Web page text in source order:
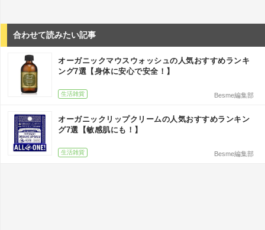
合わせて読みたい記事
オーガニックマウスウォッシュの人気おすすめランキ
ング7選【身体に安心で安全！】
生活雑貨 Besme編集部
オーガニックリップクリームの人気おすすめランキン
グ7選【敏感肌にも！】
生活雑貨 Besme編集部